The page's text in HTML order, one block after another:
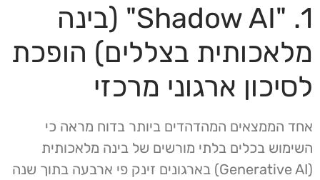
1. "Shadow AI" (בינה
מלאכותית בצללים) הופכת
לסיכון ארגוני מרכזי
אחד הממצאים המהדהדים ביותר בדוח מראה כי
השימוש בכלים בלתי מורשים של בינה מלאכותית
(Generative AI) בארגונים זינק פי ארבעה בתוך שנה